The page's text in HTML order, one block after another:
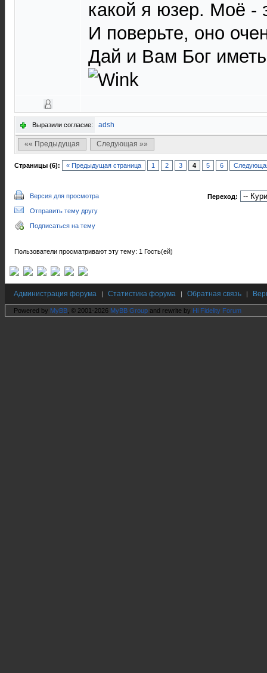
какой я юзер. Моё -
И поверьте, оно
Дай и Вам Бог
Выразили согласие: adsh
«« Предыдущая Следующая »»
Страницы (6): « Предыдущая страница 1 2 3 4 5 6
Версия для просмотра
Отправить тему другу
Подписаться на тему
Переход:
Пользователи просматривают эту тему: 1 Гость(ей)
Администрация форума | Статистика форума | Обратная связь |
Powered by MyBB , © 2001-2026 MyBB Group and rewrite by Hi Fidelity Forum